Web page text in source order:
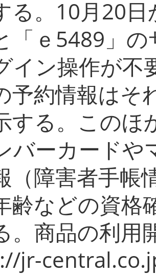
る。10月20
「ｅ5489」
イン操作が不
予約情報はそ
する。このほ
バーカードや
（障害者手帳
齢などの資格
。商品の利用
jr-